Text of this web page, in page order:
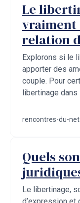
Le
vraiment
relation
Explorons si le
apporter des
couple. Pour
libertinage dans
rencontres-du-net
Quels
Le libertinage,